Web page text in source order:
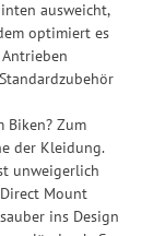
ausweicht,
optimiert es
Biken? Zum
der Kleidung.
unweigerlich
Mount
ins Design